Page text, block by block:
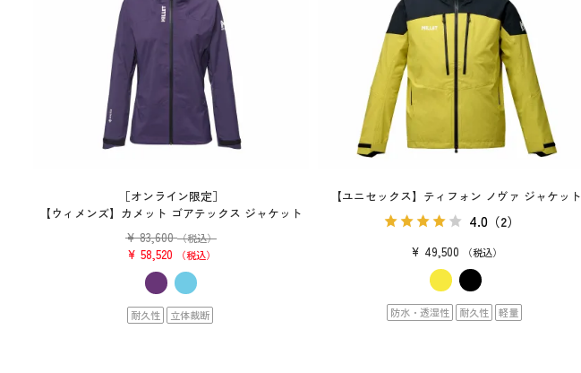
［オンライン限定］
【ウィメンズ】カメット ゴアテックス ジャケット
¥ 83,600 （税込）
¥ 58,520 税込
耐久性 立体裁断
【ユニセックス】ティフォン ノヴァ ジャケット
4.0（2）
¥ 49,500 税込
防水・透湿性 耐久性 軽量